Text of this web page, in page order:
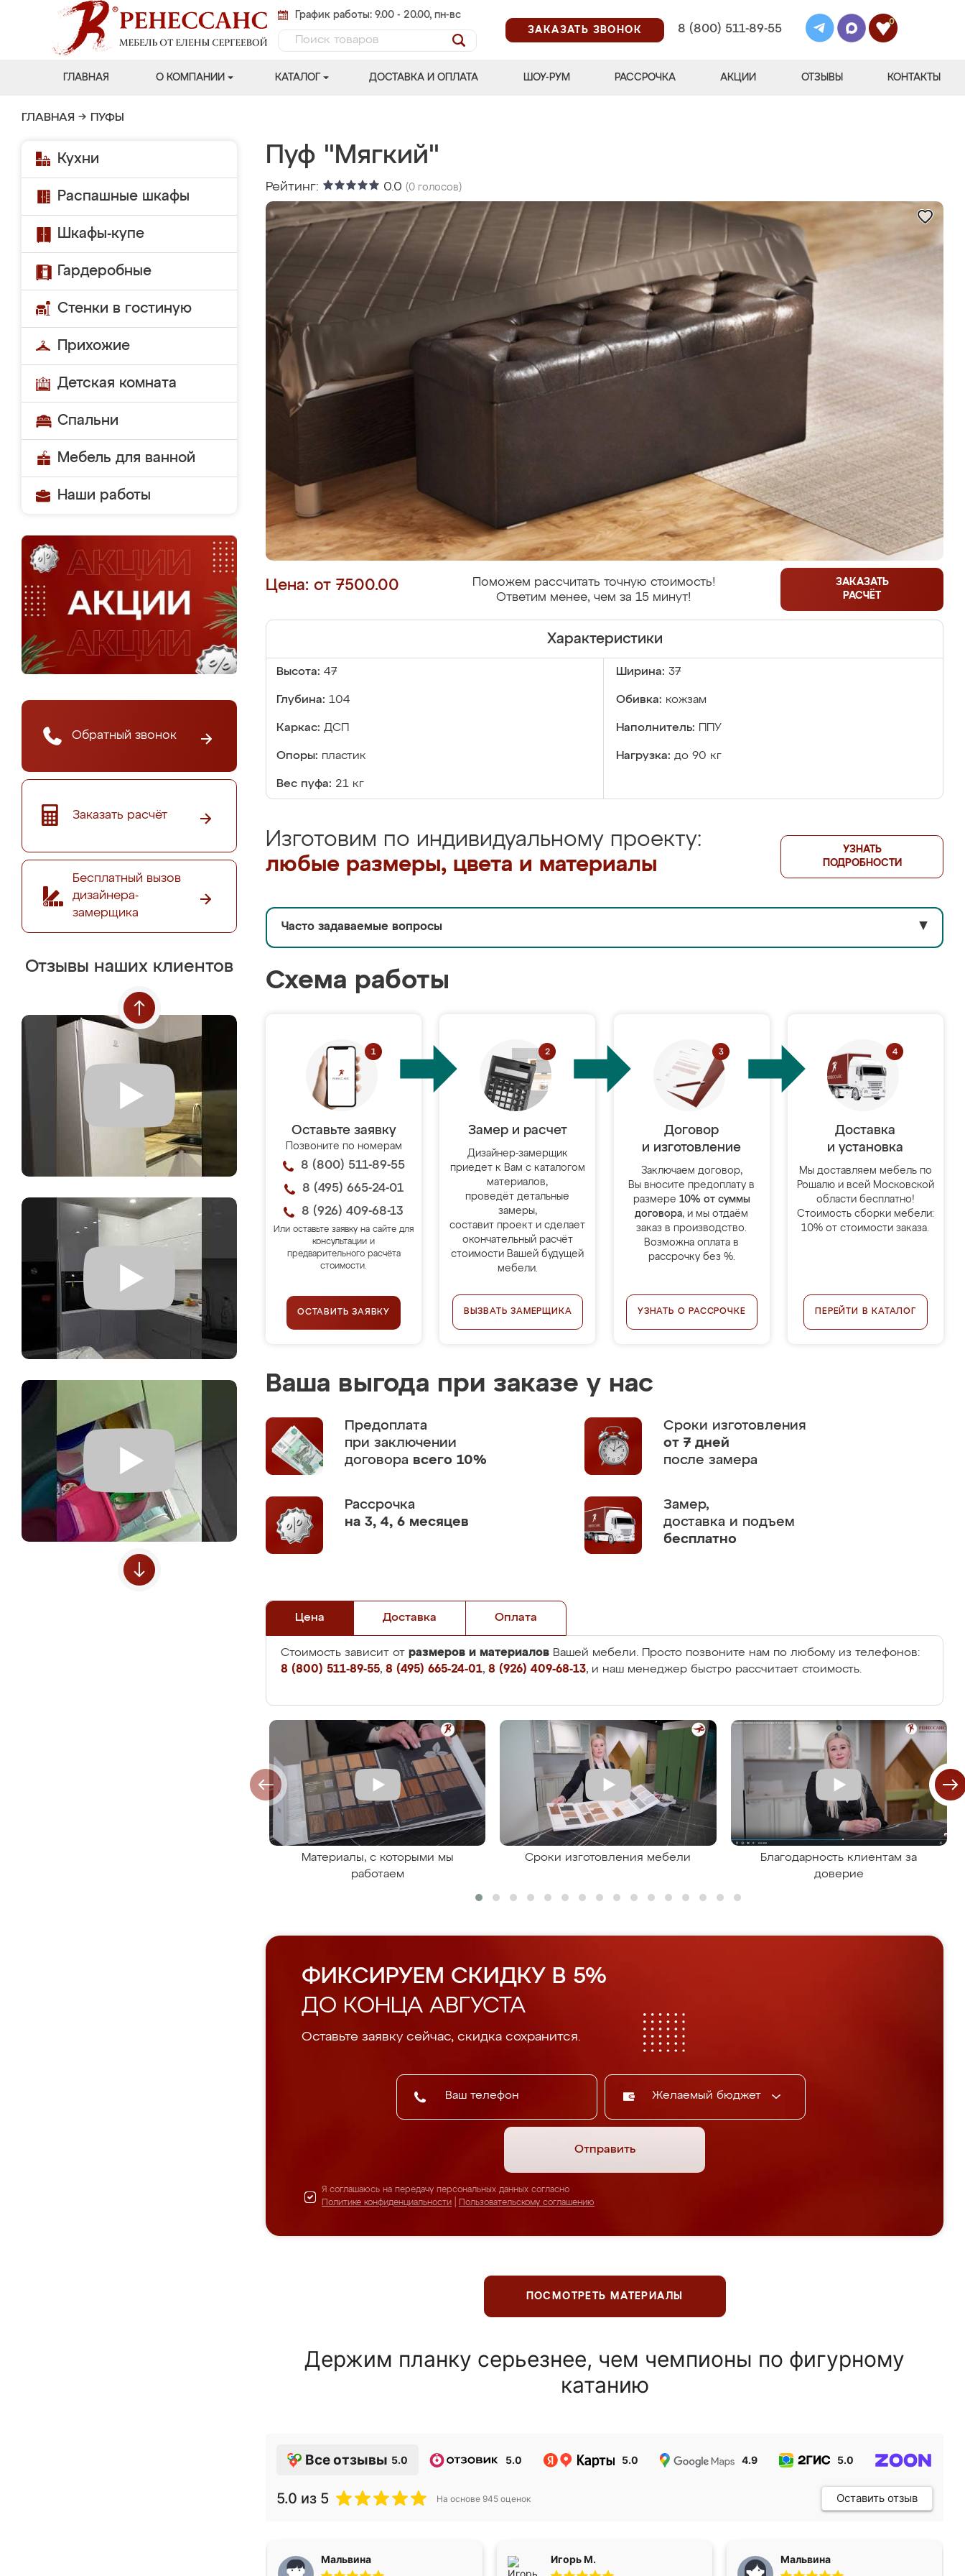
График работы: 9.00 - 20.00, пн-вс
ЗАКАЗАТЬ ЗВОНОК
8 (800) 511-89-55
0
ГЛАВНАЯ О КОМПАНИИ КАТАЛОГ ДОСТАВКА И ОПЛАТА ШОУ-РУМ РАССРОЧКА АКЦИИ ОТЗЫВЫ КОНТАКТЫ
ГЛАВНАЯ → ПУФЫ
Кухни
Распашные шкафы
Шкафы-купе
Гардеробные
Стенки в гостиную
Прихожие
Детская комната
Спальни
Мебель для ванной
Наши работы
Обратный звонок
Заказать расчёт
Бесплатный вызов
дизайнера-
замерщика
Отзывы наших клиентов
Пуф "Мягкий"
Рейтинг: 0.0 (0 голосов)
Цена: от 7500.00
Поможем рассчитать точную стоимость!
Ответим менее, чем за 15 минут!
ЗАКАЗАТЬ
РАСЧЁТ
Характеристики
Высота: 47 Ширина: 37
Глубина: 104 Обивка: кожзам
Каркас: ДСП Наполнитель: ППУ
Опоры: пластик Нагрузка: до 90 кг
Вес пуфа: 21 кг
Изготовим по индивидуальному проекту:
любые размеры, цвета и материалы
УЗНАТЬ
ПОДРОБНОСТИ
Часто задаваемые вопросы ▼
Схема работы
Оставьте заявку
Позвоните по номерам
8 (800) 511-89-55
8 (495) 665-24-01
8 (926) 409-68-13
Или оставьте заявку на сайте для
консультации и
предварительного расчёта
стоимости.
ОСТАВИТЬ ЗАЯВКУ
Замер и расчет
Дизайнер-замерщик
приедет к Вам с каталогом
материалов,
проведёт детальные
замеры,
составит проект и сделает
окончательный расчёт
стоимости Вашей будущей
мебели.
ВЫЗВАТЬ ЗАМЕРЩИКА
Договор
и изготовление
Заключаем договор,
Вы вносите предоплату в
размере 10% от суммы
договора, и мы отдаём
заказ в производство.
Возможна оплата в
рассрочку без %.
УЗНАТЬ О РАССРОЧКЕ
Доставка
и установка
Мы доставляем мебель по
Рошалю и всей Московской
области бесплатно!
Стоимость сборки мебели:
10% от стоимости заказа.
ПЕРЕЙТИ В КАТАЛОГ
Ваша выгода при заказе у нас
Предоплата
при заключении
договора всего 10%
Сроки изготовления
от 7 дней
после замера
Рассрочка
на 3, 4, 6 месяцев
Замер,
доставка и подъем
бесплатно
Цена Доставка Оплата
Стоимость зависит от размеров и материалов Вашей мебели. Просто позвоните нам по любому из телефонов:
8 (800) 511-89-55, 8 (495) 665-24-01, 8 (926) 409-68-13, и наш менеджер быстро рассчитает стоимость.
Материалы, с которыми мы
работаем
Сроки изготовления мебели
Благодарность клиентам за
доверие
ФИКСИРУЕМ СКИДКУ В 5%
ДО КОНЦА АВГУСТА
Оставьте заявку сейчас, скидка сохранится.
Желаемый бюджет
Отправить
Я соглашаюсь на передачу персональных данных согласно
Политике конфиденциальности
Пользовательскому соглашению
ПОСМОТРЕТЬ МАТЕРИАЛЫ
Держим планку серьезнее, чем чемпионы по фигурному
катанию
Все отзывы 5.0 5.0 5.0 4.9 5.0
5.0 из 5 На основе 945 оценок Оставить отзыв
Мальвина Игорь М. Мальвина